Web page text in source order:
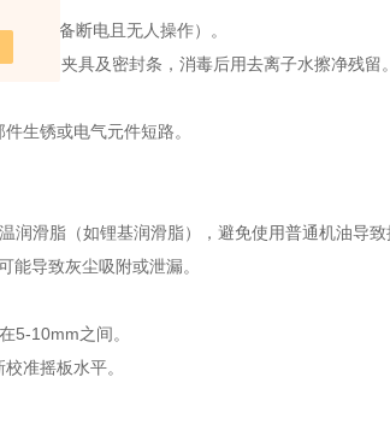
确保设备断电且无人操作）。
板、夹具及密封条，消毒后用去离子水擦净残留
生锈或电气元件短路。
润滑脂（如锂基润滑脂），避免使用普通机油导
能导致灰尘吸附或泄漏。
5-10mm之间。
校准摇板水平。